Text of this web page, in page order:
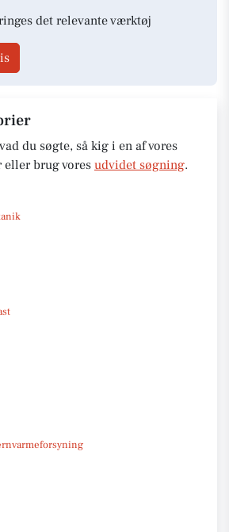
det relevante værktøj
du søgte, så kig i en af vores
eller brug vores udvidet søgning.